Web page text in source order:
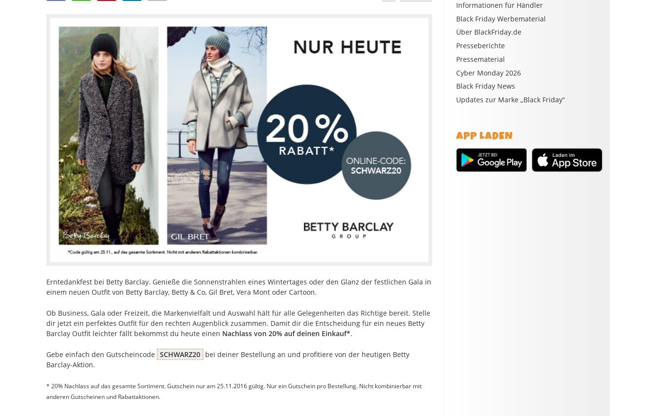
Erntedankfest bei Betty Barclay. Genieße die Sonnenstrahlen eines Wintertages oder den Glanz der festlichen Gala in
einem neuen Outfit von Betty Barclay, Betty & Co, Gil Bret, Vera Mont oder Cartoon.
Ob Business, Gala oder Freizeit, die Markenvielfalt und Auswahl hält für alle Gelegenheiten das Richtige bereit. Stelle
dir jetzt ein perfektes Outfit für den rechten Augenblick zusammen. Damit dir die Entscheidung für ein neues Betty
Barclay Outfit leichter fällt bekommst du heute einen Nachlass von 20% auf deinen Einkauf*.
Gebe einfach den Gutscheincode SCHWARZ20 bei deiner Bestellung an und profitiere von der heutigen Betty
Barclay-Aktion.
* 20% Nachlass auf das gesamte Sortiment. Gutschein nur am 25.11.2016 gültig. Nur ein Gutschein pro Bestellung. Nicht kombinierbar mit
anderen Gutscheinen und Rabattaktionen.
Informationen für Händler
Black Friday Werbematerial
Über BlackFriday.de
Presseberichte
Pressematerial
Cyber Monday 2026
Black Friday News
Updates zur Marke „Black Friday“
APP LADEN